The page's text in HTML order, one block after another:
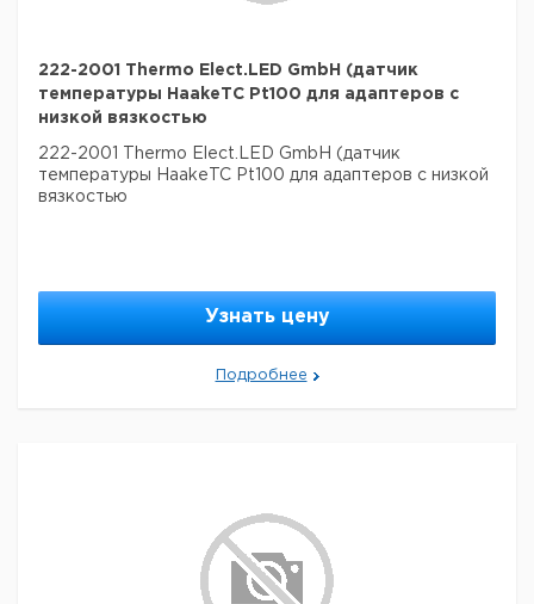
222-2001 Thermo Elect.LED GmbH (датчик
температуры HaakeTC Pt100 для адаптеров с
низкой вязкостью
222-2001 Thermo Elect.LED GmbH (датчик
температуры HaakeTC Pt100 для адаптеров с низкой
вязкостью
Узнать цену
Подробнее